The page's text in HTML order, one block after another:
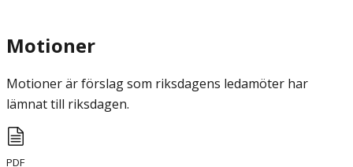
Motioner
Motioner är förslag som riksdagens ledamöter har
lämnat till riksdagen.
PDF